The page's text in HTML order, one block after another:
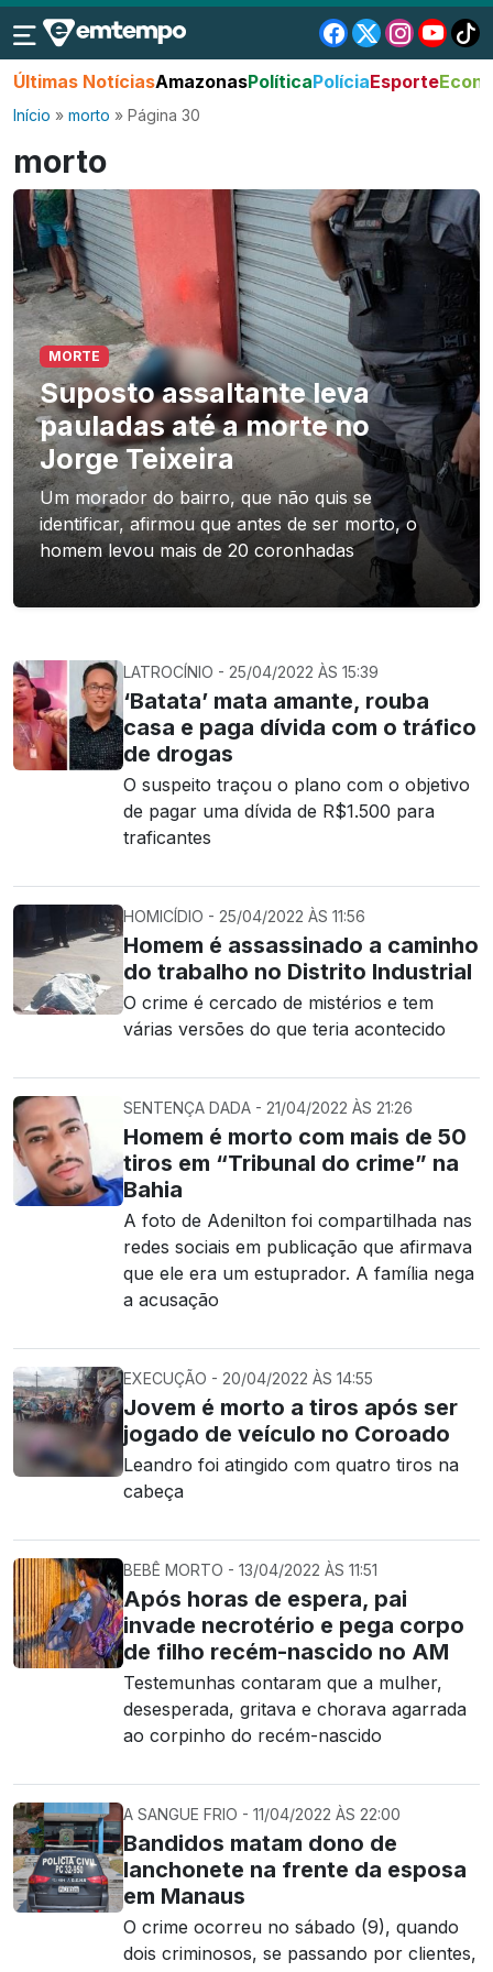
Últimas NotíciasAmazonasPolíticaPolíciaEsporte
Início » morto » Página 30
morto
MORTE
Suposto assaltante leva
pauladas até a morte no
Jorge Teixeira
Um morador do bairro, que não quis se
identificar, afirmou que antes de ser morto, o
homem levou mais de 20 coronhadas
LATROCÍNIO - 25/04/2022 ÀS 15:39
‘Batata’ mata amante, rouba
casa e paga dívida com o tráfico
de drogas
O suspeito traçou o plano com o objetivo
de pagar uma dívida de R$1.500 para
traficantes
HOMICÍDIO - 25/04/2022 ÀS 11:56
Homem é assassinado a caminho
do trabalho no Distrito Industrial
O crime é cercado de mistérios e tem
várias versões do que teria acontecido
SENTENÇA DADA - 21/04/2022 ÀS 21:26
Homem é morto com mais de 50
tiros em “Tribunal do crime” na
Bahia
A foto de Adenilton foi compartilhada nas
redes sociais em publicação que afirmava
que ele era um estuprador. A família nega
a acusação
EXECUÇÃO - 20/04/2022 ÀS 14:55
Jovem é morto a tiros após ser
jogado de veículo no Coroado
Leandro foi atingido com quatro tiros na
cabeça
BEBÊ MORTO - 13/04/2022 ÀS 11:51
Após horas de espera, pai
invade necrotério e pega corpo
de filho recém-nascido no AM
Testemunhas contaram que a mulher,
desesperada, gritava e chorava agarrada
ao corpinho do recém-nascido
A SANGUE FRIO - 11/04/2022 ÀS 22:00
Bandidos matam dono de
lanchonete na frente da esposa
em Manaus
O crime ocorreu no sábado (9), quando
dois criminosos, se passando por clientes,